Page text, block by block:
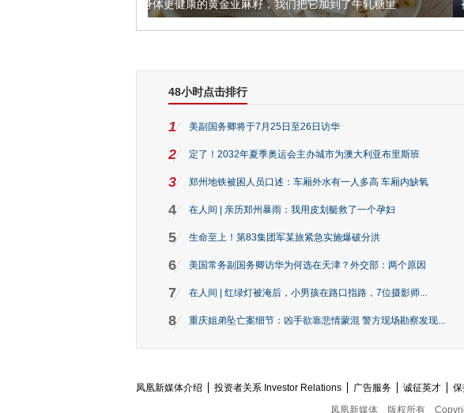
让身体更健康的黄金亚麻籽，我们把它加到了牛轧糖里 被列入佛家
48小时点击排行
1 美副国务卿将于7月25日至26日访华
2 定了！2032年夏季奥运会主办城市为澳大利亚布里斯班
3 郑州地铁被困人员口述：车厢外水有一人多高 车厢内缺氧
4 在人间 | 亲历郑州暴雨：我用皮划艇救了一个孕妇
5 生命至上！第83集团军某旅紧急实施爆破分洪
6 美国常务副国务卿访华为何选在天津？外交部：两个原因
7 在人间 | 红绿灯被淹后，小男孩在路口指路，7位摄影师...
8 重庆姐弟坠亡案细节：凶手欲靠悲情蒙混 警方现场勘察发现...
凤凰新媒体介绍 投资者关系 Investor Relations 广告服务 诚征英才 保
凤凰新媒体
版权所有